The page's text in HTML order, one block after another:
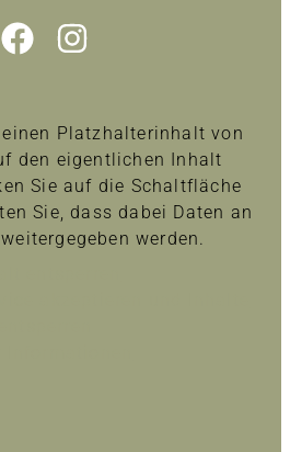
einen Platzhalterinhalt von
den eigentlichen Inhalt
Sie auf die Schaltfläche
Sie, dass dabei Daten an
werden.